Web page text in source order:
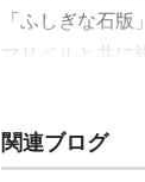
「ふしぎな石
マリベル と共に
戦前、北原白秋
関連ブログ